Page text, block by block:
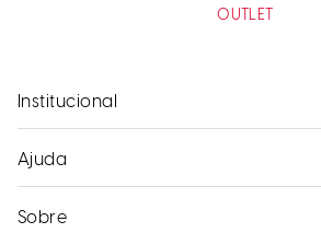
OUTLET
Institucional
Ajuda
Sobre